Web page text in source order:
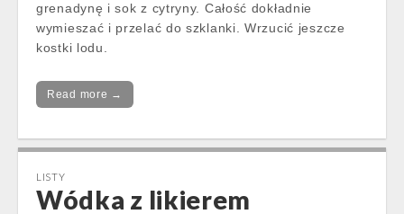
grenadynę i sok z cytryny. Całość dokładnie
wymieszać i przelać do szklanki. Wrzucić jeszcze
kostki lodu.
Read more →
LISTY
Wódka z likierem